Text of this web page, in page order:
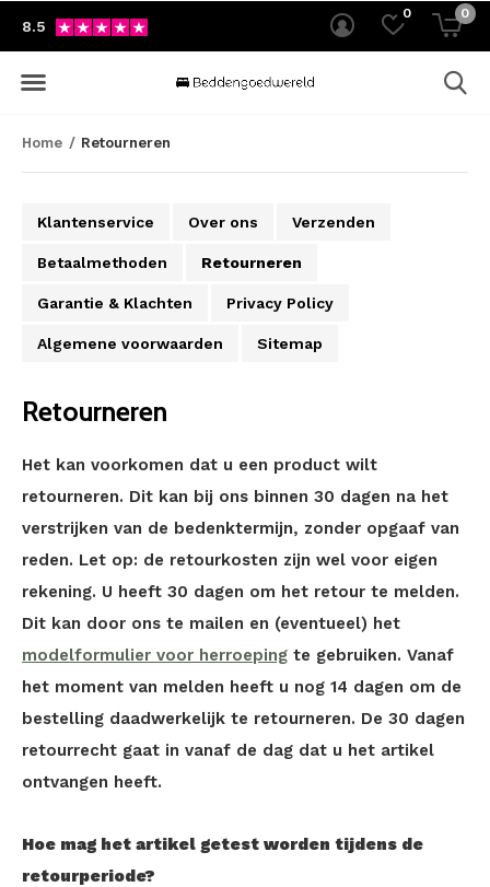
0 0
8.5
Home Retourneren
Klantenservice Over ons Verzenden
Betaalmethoden Retourneren
Garantie & Klachten Privacy Policy
Algemene voorwaarden Sitemap
Retourneren
Het kan voorkomen dat u een product wilt
retourneren. Dit kan bij ons binnen 30 dagen na het
verstrijken van de bedenktermijn, zonder opgaaf van
reden. Let op: de retourkosten zijn wel voor eigen
rekening. U heeft 30 dagen om het retour te melden.
Dit kan door ons te mailen en (eventueel) het
modelformulier voor herroeping te gebruiken. Vanaf
het moment van melden heeft u nog 14 dagen om de
bestelling daadwerkelijk te retourneren. De 30 dagen
retourrecht gaat in vanaf de dag dat u het artikel
ontvangen heeft.
Hoe mag het artikel getest worden tijdens de
retourperiode?